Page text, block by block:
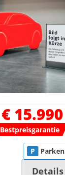
€ 15.990
Bestpreisgarantie
P Parken
Details